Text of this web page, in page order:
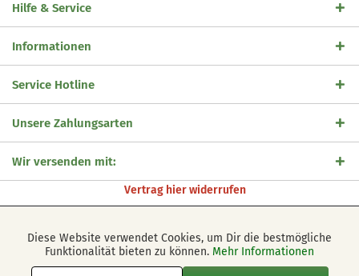
Hilfe & Service
Informationen
Service Hotline
Unsere Zahlungsarten
Wir versenden mit:
Vertrag hier widerrufen
Cookie-Einstellungen
Versandarten und -Kosten
* Alle Preise inkl. gesetzl. Mehrwertsteuer zzgl. und ggf.
Funktionale Aktiv
Diese Website verwendet Cookies, um Dir die bestmögliche
Funktionalität bieten zu können. Mehr Informationen